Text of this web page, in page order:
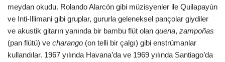
meydan okudu. Rolando Alarcón gibi müzisyenler ile Quilapayún
ve Inti-Illimani gibi gruplar, gururla geleneksel pançolar giydiler
ve akustik gitarın yanında bir bambu flüt olan quena, zampoñas
(pan flütü) ve charango (on telli bir çalgı) gibi enstrümanlar
kullandılar. 1967 yılında Havana’da ve 1969 yılında Santiago’da